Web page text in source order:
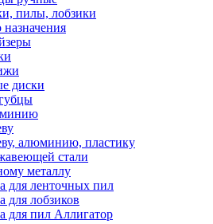
пилы, лобзики
диски
алюминию, пластику
стали
металлу
для ленточных пил
для лобзиков
для пил Аллигатор